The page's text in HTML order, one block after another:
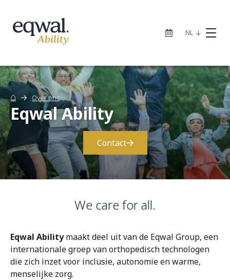
NL
Zorgoplossingen
Catalogus
Over ons
⌂ Over ons
Eqwal Ability
Contact
We care for all.
Eqwal Abilitymaakt deel uit van de Eqwal Group, een
internationale groep van orthopedisch technologen
die zich inzet voor inclusie, autonomie en warme,
menselijke zorg.